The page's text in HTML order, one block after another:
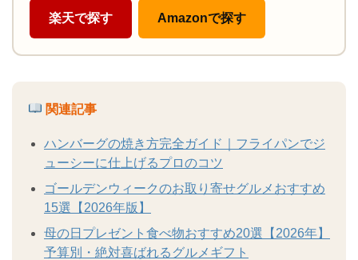
楽天で探す Amazonで探す
関連記事
ハンバーグの焼き方完全ガイド｜フライパンでジ
ューシーに仕上げるプロのコツ
ゴールデンウィークのお取り寄せグルメおすすめ
15選【2026年版】
母の日プレゼント食べ物おすすめ20選【2026年】
予算別・絶対喜ばれるグルメギフト